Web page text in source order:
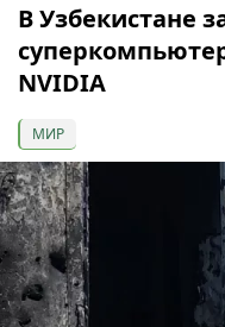
В Узбекистане
NVIDIA
МИР